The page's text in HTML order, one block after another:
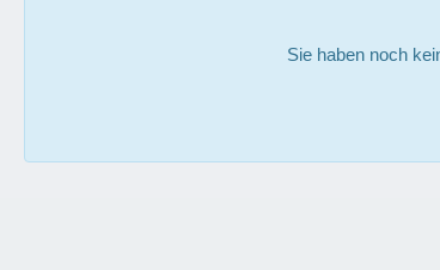
Sie haben noch